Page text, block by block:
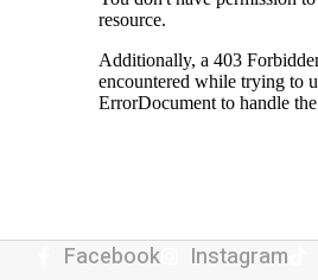
Facebook Instagram